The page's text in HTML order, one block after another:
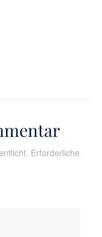
Erforderliche